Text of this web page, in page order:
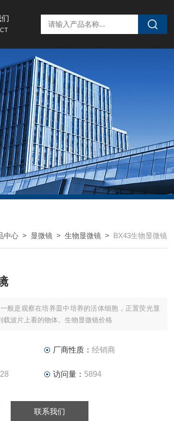
中心 > 显微镜 > 生物显微镜 > BX43生物显微镜
般是观察在培养皿中培养的活体细胞，正置荧光显
载波片上看的物体。生物显微镜价格
厂商性质： 经销商
访问量： 5894
联系我们